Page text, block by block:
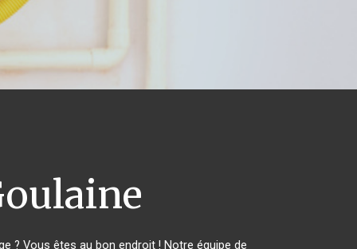
? Vous êtes au bon endroit ! Notre équipe de